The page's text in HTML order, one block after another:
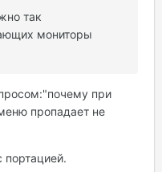
так
мониторы
при
пропадает не
портацией.